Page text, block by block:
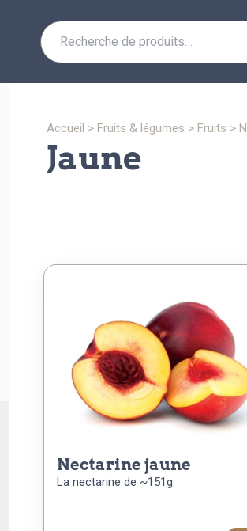
Recherche
pour :
accueil > fruits & légumes > fruits >
jaune
nectarine jaune
La nectarine de ~151g.